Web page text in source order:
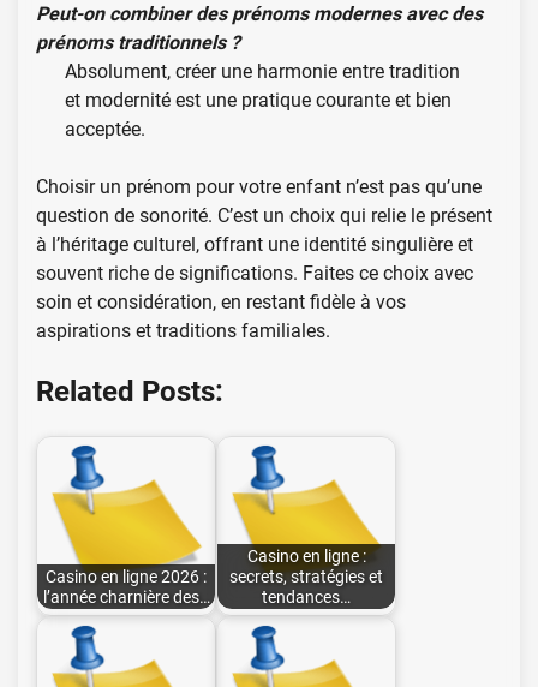
Peut-on combiner des prénoms modernes avec des
prénoms traditionnels ?
Absolument, créer une harmonie entre tradition
et modernité est une pratique courante et bien
acceptée.
Choisir un prénom pour votre enfant n’est pas qu’une
question de sonorité. C’est un choix qui relie le présent
à l’héritage culturel, offrant une identité singulière et
souvent riche de significations. Faites ce choix avec
soin et considération, en restant fidèle à vos
aspirations et traditions familiales.
Related Posts:
Casino en ligne 2026 :
l’année charnière des…
Casino en ligne :
secrets, stratégies et
tendances…